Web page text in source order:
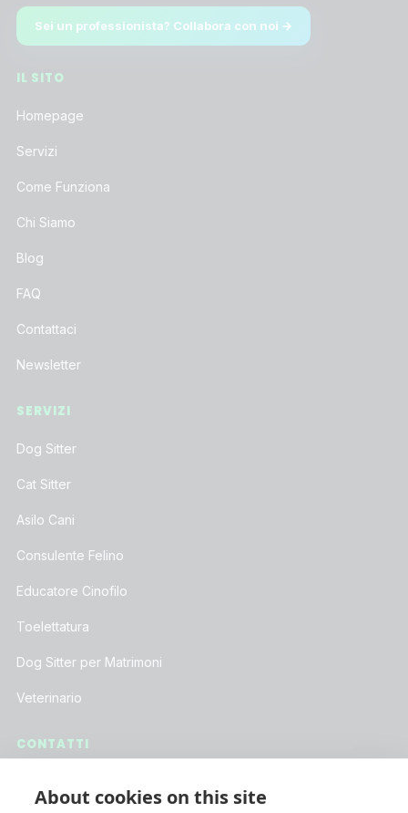
Sei un professionista? Collabora con noi →
IL SITO
Homepage
Servizi
Come Funziona
Chi Siamo
Blog
FAQ
Contattaci
Newsletter
SERVIZI
Dog Sitter
Cat Sitter
Asilo Cani
Consulente Felino
Educatore Cinofilo
Toelettatura
Dog Sitter per Matrimoni
Veterinario
CONTATTI
About cookies on this site